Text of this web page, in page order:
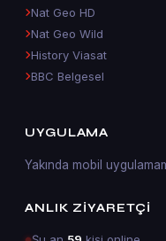
Nat Geo HD
Nat Geo Wild
History Viasat
BBC Belgesel
UYGULAMA
Yakında mobil
ANLIK ZIYARETÇI